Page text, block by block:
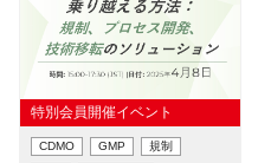
特別会員開催イベント
CDMO GMP
規制